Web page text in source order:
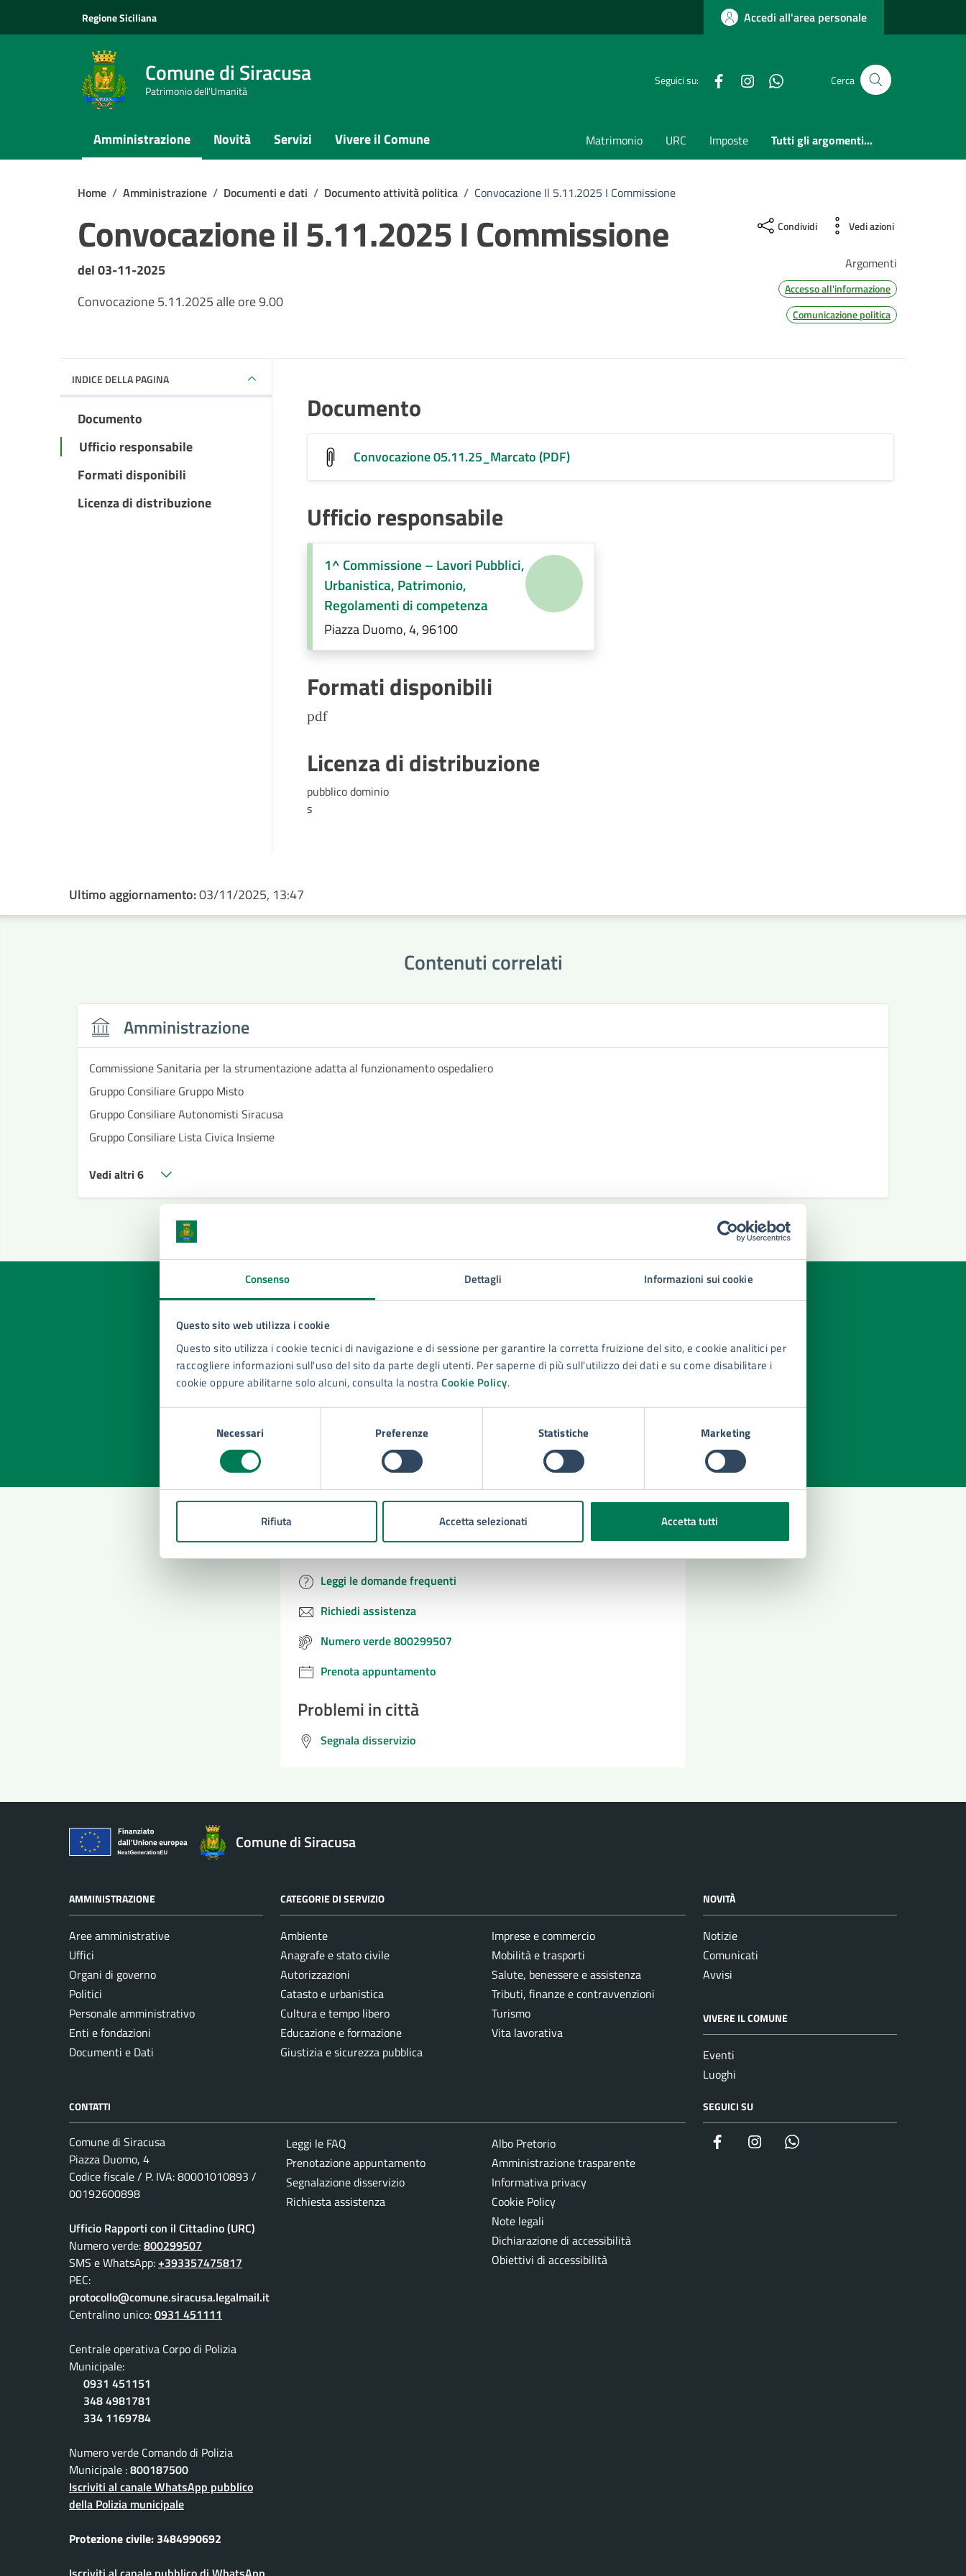
Consenso Dettagli Informazioni sui cookie
Questo sito web utilizza i cookie
Questo sito utilizza i cookie tecnici di navigazione e di sessione per garantire la corretta fruizione del sito, e cookie analitici per
raccogliere informazioni sull'uso del sito da parte degli utenti. Per saperne di più sull'utilizzo dei dati e su come disabilitare i
cookie oppure abilitarne solo alcuni, consulta la nostraCookie Policy.
Necessari Preferenze Statistiche Marketing
Rifiuta Accetta selezionati Accetta tutti
Regione Siciliana Accedi all'area personale
Comune di Siracusa
Patrimonio dell'Umanità
Seguici su: FacebookInstagramwhatsappCerca
Amministrazione Novità Servizi Vivere il Comune Matrimonio URC Imposte Tutti gli argomenti...
Home / Amministrazione / Documenti e dati / Documento attività politica / Convocazione Il 5.11.2025 I Commissione
Convocazione il 5.11.2025 I Commissione
Dettagli del documento
del 03-11-2025
Convocazione 5.11.2025 alle ore 9.00
Condividi Vedi azioni
Argomenti
Accesso all'informazione
Comunicazione politica
INDICE DELLA PAGINA
Documento
Ufficio responsabile
Formati disponibili
Licenza di distribuzione
Documento
Convocazione 05.11.25_Marcato (PDF)
Ufficio responsabile
1^ Commissione – Lavori Pubblici,
Urbanistica, Patrimonio,
Regolamenti di competenza
Piazza Duomo, 4, 96100
Formati disponibili
pdf
Licenza di distribuzione
pubblico dominio
s
Ultimo aggiornamento:03/11/2025, 13:47
Contenuti correlati
Amministrazione
Commissione Sanitaria per la strumentazione adatta al funzionamento ospedaliero
Gruppo Consiliare Gruppo Misto
Gruppo Consiliare Autonomisti Siracusa
Gruppo Consiliare Lista Civica Insieme
Vedi altri 6
Quanto sono chiare le informazioni su questa
pagina?
Seleziona il numero di stelle per valutare la chiarezza delle informazioni
Contatta il comune
Leggi le domande frequenti
Richiedi assistenza
Numero verde 800299507
Prenota appuntamento
Problemi in città
Segnala disservizio
Comune di Siracusa
AMMINISTRAZIONE
Aree amministrative
Uffici
Organi di governo
Politici
Personale amministrativo
Enti e fondazioni
Documenti e Dati
CATEGORIE DI SERVIZIO
Ambiente
Anagrafe e stato civile
Autorizzazioni
Catasto e urbanistica
Cultura e tempo libero
Educazione e formazione
Giustizia e sicurezza pubblica
Imprese e commercio
Mobilità e trasporti
Salute, benessere e assistenza
Tributi, finanze e contravvenzioni
Turismo
Vita lavorativa
NOVITÀ
Notizie
Comunicati
Avvisi
VIVERE IL COMUNE
Eventi
Luoghi
CONTATTI
Comune di Siracusa
Piazza Duomo, 4
Codice fiscale / P. IVA: 80001010893 /
00192600898
Ufficio Rapporti con il Cittadino (URC)
Numero verde:800299507
SMS e WhatsApp:+393357475817
PEC:
protocollo@comune.siracusa.legalmail.it
Centralino unico:0931 451111
Centrale operativa Corpo di Polizia
Municipale:
0931 451151
348 4981781
334 1169784
Numero verde Comando di Polizia
Municipale :800187500
Iscriviti al canale WhatsApp pubblico
della Polizia municipale
Protezione civile: 3484990692
Leggi le FAQ
Prenotazione appuntamento
Segnalazione disservizio
Richiesta assistenza
Albo Pretorio
Amministrazione trasparente
Informativa privacy
Cookie Policy
Note legali
Dichiarazione di accessibilità
Obiettivi di accessibilità
SEGUICI SU
Facebook Instagram